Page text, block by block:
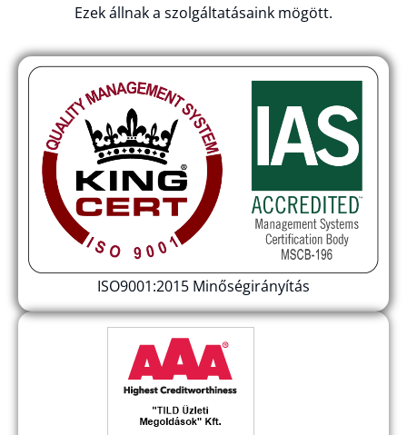
Ezek állnak a szolgáltatásaink mögött.
ISO9001:2015 Minőségirányítás